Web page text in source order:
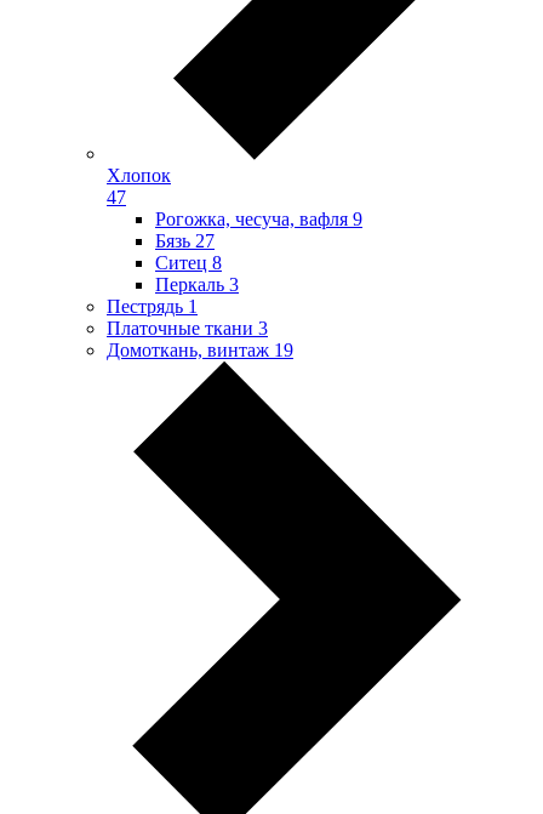
Хлопок
47
Рогожка, чесуча, вафля 9
Бязь 27
Ситец 8
Перкаль 3
Пестрядь 1
Платочные ткани 3
Домоткань, винтаж 19